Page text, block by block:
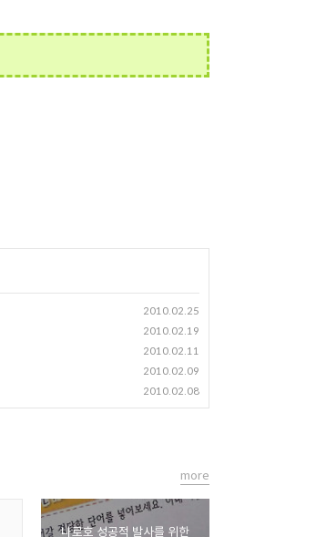
2010.02.25
2010.02.19
2010.02.11
2010.02.09
2010.02.08
나로호 성공적 발사를 위한
more